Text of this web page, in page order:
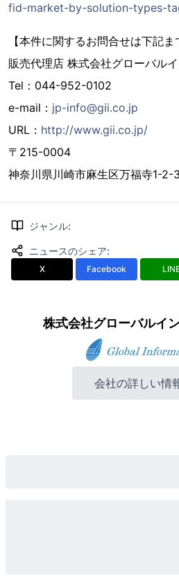
fid-market-by-solution-types-
【本件に関するお問合せは下記ま
販売代理店 株式会社グローバル
Tel：044-952-0102
e-mail： jp-info@gii.co.jp
URL： http://www.gii.co.jp/
〒215-0004
神奈川県川崎市麻生区万福寺1-2-
ジャンル:
ニュースのシェア:
X Facebook
株式会社グローバルイ
会社の詳しい情